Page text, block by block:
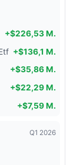
+$226,53 M.
+$136,1 M.
+$35,86 M.
+$22,29 M.
+$7,59 M.
Q1 2026